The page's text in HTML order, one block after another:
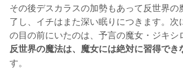
その後デスカラスの加勢もあって反世界の
了し、イチはまた深い眠りにつきます。次
の目の前にいたのは、予言の魔女・ジキシ
反世界の魔法は、魔女には絶対に習得でき
す。